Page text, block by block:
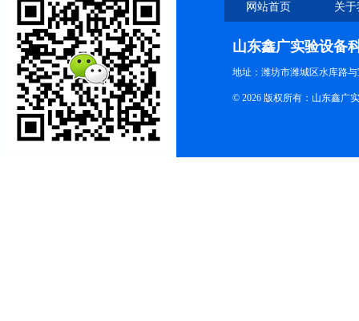
网站首页 关
山东鑫广实验设备
地址：潍坊市潍城区水库路
© 2026 版权所有：山东鑫广